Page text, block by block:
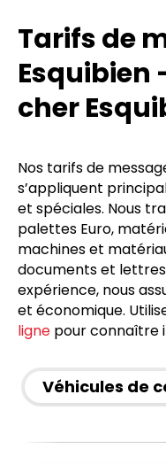
Tarifs de
Esquibien
cher
Nos tarifs de
s’appliquent
et spéciales. Nous
palettes Euro,
machines et
documents et
expérience, nous
et économique.
ligne pour connaître
Véhicules de